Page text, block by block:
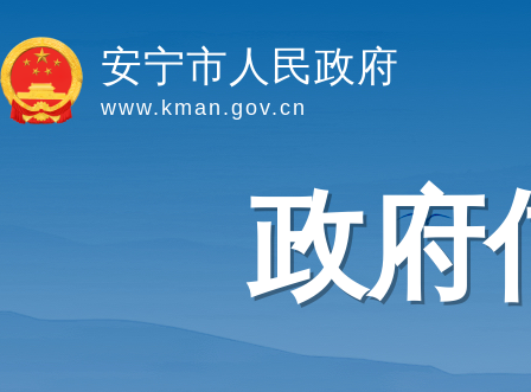
安宁市人民政府
www.kman.gov.cn
政府